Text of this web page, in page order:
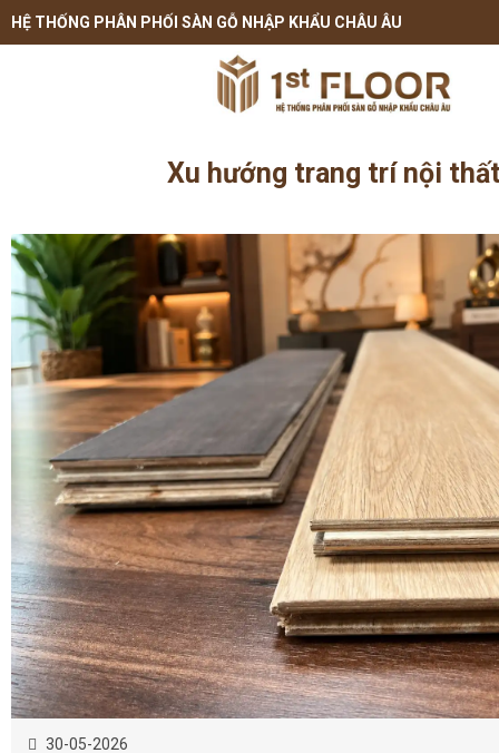
HỆ THỐNG PHÂN PHỐI SÀN GỖ NHẬP KHẨU CHÂU ÂU
Xu hướng trang trí nội
30-05-2026